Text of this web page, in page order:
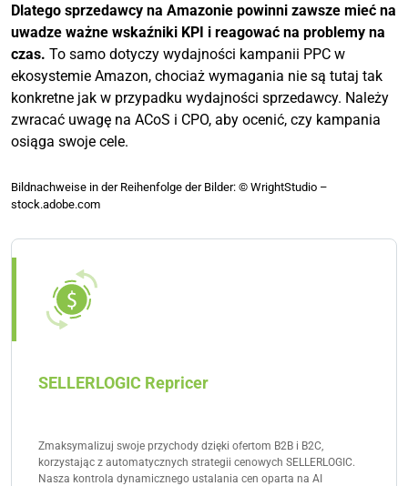
Dlatego sprzedawcy na Amazonie powinni zawsze mieć na
uwadze ważne wskaźniki KPI i reagować na problemy na
czas. To samo dotyczy wydajności kampanii PPC w
ekosystemie Amazon, chociaż wymagania nie są tutaj tak
konkretne jak w przypadku wydajności sprzedawcy. Należy
zwracać uwagę na ACoS i CPO, aby ocenić, czy kampania
osiąga swoje cele.
Bildnachweise in der Reihenfolge der Bilder: © WrightStudio –
stock.adobe.com
SELLERLOGIC Repricer
Zmaksymalizuj swoje przychody dzięki ofertom B2B i B2C,
korzystając z automatycznych strategii cenowych SELLERLOGIC.
Nasza kontrola dynamicznego ustalania cen oparta na AI